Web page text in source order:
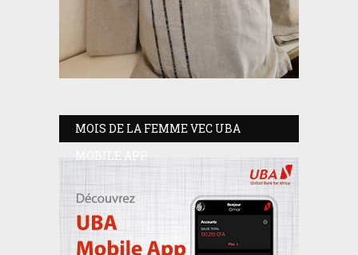
MOIS DE LA FEMME VEC UBA
MOBILE APP